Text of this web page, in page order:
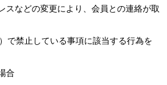
スなどの変更により、会員との連絡が取
で禁止している事項に該当する行為を
合